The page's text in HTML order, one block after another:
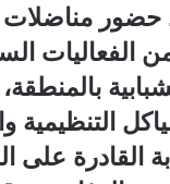
مناضلات
الفعاليات
التنظيمية
القادرة على